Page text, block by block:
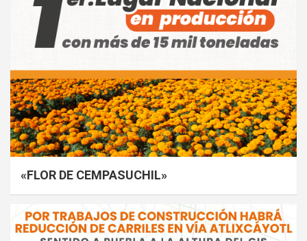
«FLOR DE CEMPASUCHIL»